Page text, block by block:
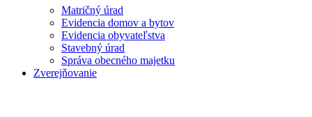
Matričný úrad
Evidencia domov a bytov
Evidencia obyvateľstva
Stavebný úrad
Správa obecného majetku
Zverejňovanie